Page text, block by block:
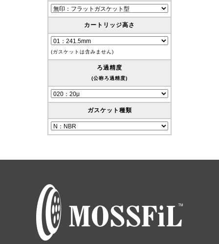
カートリッジ高さ
(ガスケットは含みません)
ろ過精度
(公称ろ過精度)
ガスケット種類